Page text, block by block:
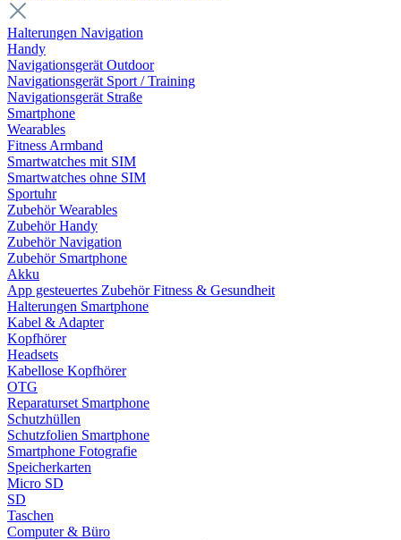
Halterungen Navigation
Handy
Navigationsgerät Outdoor
Navigationsgerät Sport / Training
Navigationsgerät Straße
Smartphone
Wearables
Fitness Armband
Smartwatches mit SIM
Smartwatches ohne SIM
Sportuhr
Zubehör Wearables
Zubehör Handy
Zubehör Navigation
Zubehör Smartphone
Akku
App gesteuertes Zubehör Fitness & Gesundheit
Halterungen Smartphone
Kabel & Adapter
Kopfhörer
Headsets
Kabellose Kopfhörer
OTG
Reparaturset Smartphone
Schutzhüllen
Schutzfolien Smartphone
Smartphone Fotografie
Speicherkarten
Micro SD
SD
Taschen
Computer & Büro